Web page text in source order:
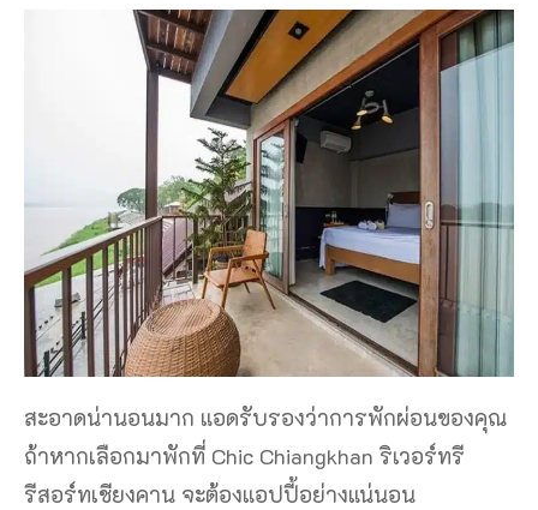
สะอาดน่านอนมาก แอดรับรองว่าการพักผ่อนของคุณ
ถ้าหากเลือกมาพักที่ Chic Chiangkhan ริเวอร์ทรี
รีสอร์ทเชียงคาน จะต้องแอปปี้อย่างแน่นอน